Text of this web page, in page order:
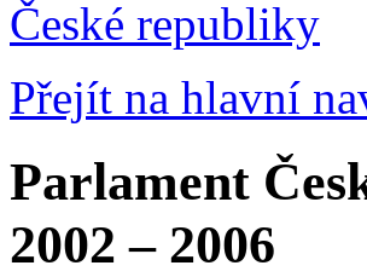
Přejít na hlavní
Parlament
2002 – 2006